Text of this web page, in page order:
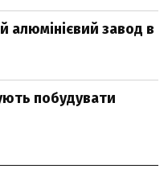
алюмінієвий завод в
побудувати